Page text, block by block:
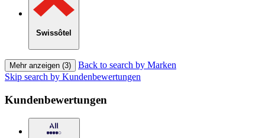
Swissôtel
Mehr anzeigen (3)
Back to search by Marken
Skip search by Kundenbewertungen
Kundenbewertungen